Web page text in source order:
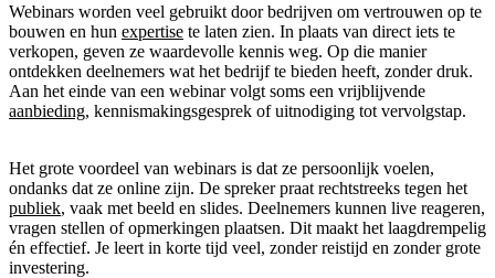
Webinars worden veel gebruikt door bedrijven om vertrouwen op te
bouwen en hun expertise te laten zien. In plaats van direct iets te
verkopen, geven ze waardevolle kennis weg. Op die manier
ontdekken deelnemers wat het bedrijf te bieden heeft, zonder druk.
Aan het einde van een webinar volgt soms een vrijblijvende
aanbieding, kennismakingsgesprek of uitnodiging tot vervolgstap.
Het grote voordeel van webinars is dat ze persoonlijk voelen,
ondanks dat ze online zijn. De spreker praat rechtstreeks tegen het
publiek, vaak met beeld en slides. Deelnemers kunnen live reageren,
vragen stellen of opmerkingen plaatsen. Dit maakt het laagdrempelig
én effectief. Je leert in korte tijd veel, zonder reistijd en zonder grote
investering.